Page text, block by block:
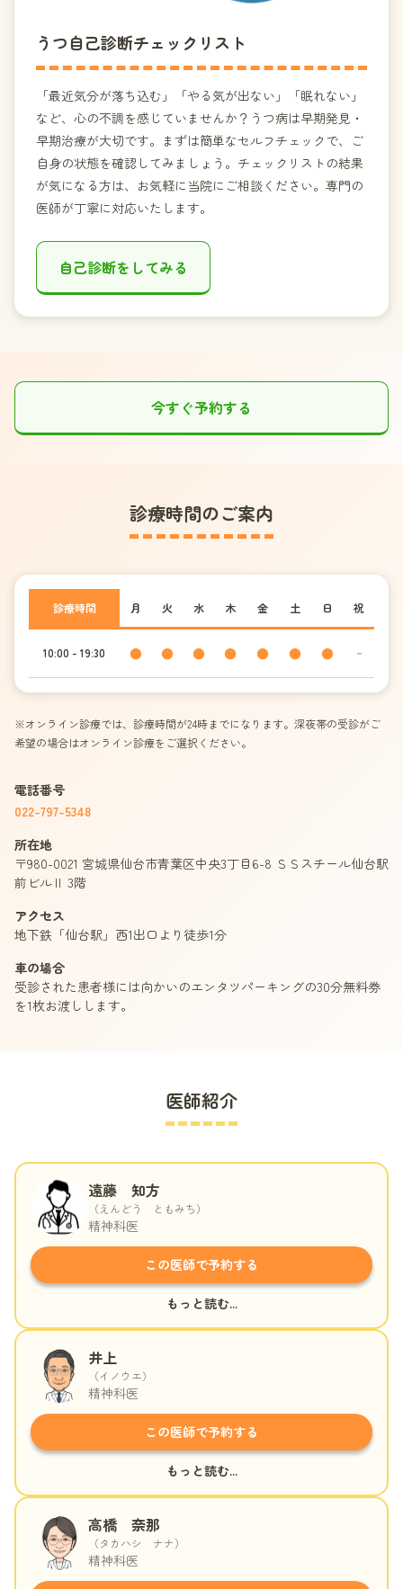
うつ自己診断チェックリスト
「最近気分が落ち込む」「やる気が出ない」「眠れない」
など、心の不調を感じていませんか？うつ病は早期発見・
早期治療が大切です。まずは簡単なセルフチェックで、ご
自身の状態を確認してみましょう。チェックリストの結果
が気になる方は、お気軽に当院にご相談ください。専門の
医師が丁寧に対応いたします。
自己診断をしてみる
今すぐ予約する
診療時間のご案内
診療時間 月 火 水 木 金 土 日 祝
10:00 - 19:30 ● ● ● ● ● ● ● ｰ
※オンライン診療では、診療時間が24時までになります。深夜帯の受診がご
希望の場合はオンライン診療をご選択ください。
電話番号
022-797-5348
所在地
〒980-0021 宮城県仙台市青葉区中央3丁目6-8 ＳＳスチール仙台駅
前ビルⅡ 3階
アクセス
地下鉄「仙台駅」西1出口より徒歩1分
車の場合
受診された患者様には向かいのエンタツパーキングの30分無料券
を1枚お渡しします。
医師紹介
遠藤 知方
（ えんどう ともみち）
精神科医
この医師で予約する
もっと読む...
井上
（イノウエ）
精神科医
この医師で予約する
もっと読む...
高橋 奈那
（タカハシ ナナ）
精神科医